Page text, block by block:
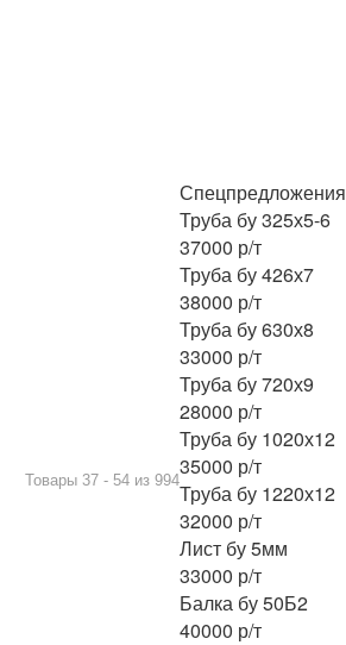
Товары 37 - 54 из 994
Спецпредложения
Труба бу 325х5-6
37000 р/т
Труба бу 426х7
38000 р/т
Труба бу 630х8
33000 р/т
Труба бу 720х9
28000 р/т
Труба бу 1020х12
35000 р/т
Труба бу 1220х12
32000 р/т
Лист бу 5мм
33000 р/т
Балка бу 50Б2
40000 р/т